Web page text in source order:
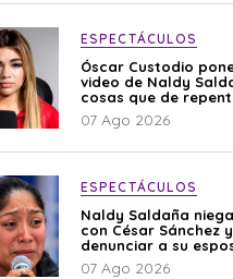
ESPECTÁCULOS
Óscar Custodio
video de Naldy
cosas que de
editado”
07 Ago 2026
ESPECTÁCULOS
Naldy Saldaña
con César Sánchez
denunciar a su
difamación”
07 Ago 2026